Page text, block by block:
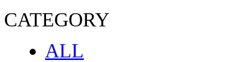
CATEGORY
ALL